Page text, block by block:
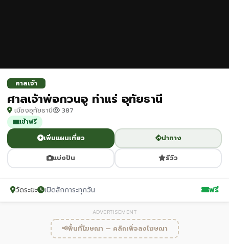
ศาลเจ้า
ศาลเจ้าพ่อกวนอู ท่าแร่ อุทัยธานี
เมืองอุทัยธานี 387
เข้าฟรี
เพิ่มแผนเที่ยว นำทาง
แบ่งปัน รีวิว
วัดระยะ เปิดสักการะทุกวัน ฟรี
ADVERTISEMENT
📢พื้นที่โฆษณา — คลิกเพื่อลงโฆษณา